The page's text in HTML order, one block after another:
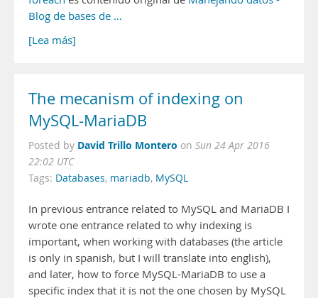
Blog de bases de …
[Lea más]
The mecanism of indexing on
MySQL-MariaDB
Posted by David Trillo Montero on Sun 24 Apr 2016
22:02 UTC
Tags: Databases, mariadb, MySQL
In previous entrance related to MySQL and MariaDB I
wrote one entrance related to why indexing is
important, when working with databases (the article
is only in spanish, but I will translate into english),
and later, how to force MySQL-MariaDB to use a
specific index that it is not the one chosen by MySQL